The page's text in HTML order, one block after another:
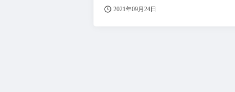
2021年09月24日